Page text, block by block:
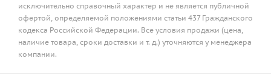
исключительно справочный характер и не является публичной
офертой, определяемой положениями статьи 437 Гражданского
кодекса Российской Федерации. Все условия продажи (цена,
наличие товара, сроки доставки и т. д.) уточняются у менеджера
компании.